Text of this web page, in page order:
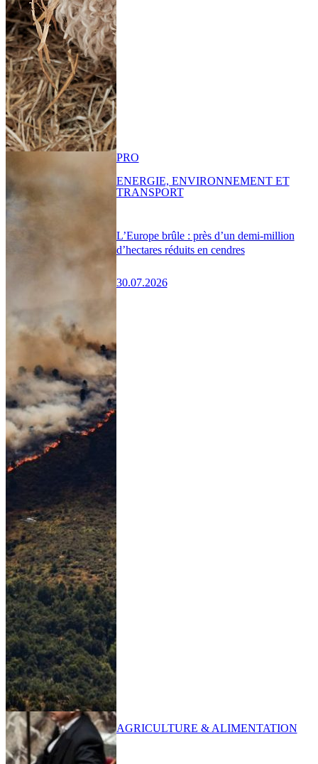
L’Europe brûle : près d’un demi-million
d’hectares réduits en cendres
30.07.2026
PRO
ENERGIE, ENVIRONNEMENT ET
TRANSPORT
AGRICULTURE & ALIMENTATION